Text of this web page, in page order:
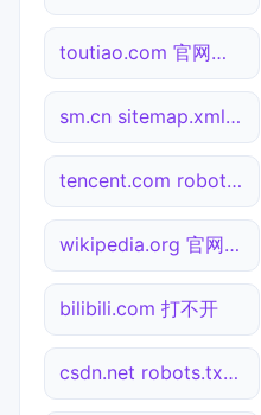
toutiao.com 官网入口
sm.cn sitemap.xml检测
tencent.com robots.txt检测
wikipedia.org 官网入口
bilibili.com 打不开
csdn.net robots.txt检测